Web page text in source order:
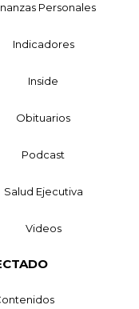
Personales
Indicadores
Inside
Obituarios
Podcast
Salud Ejecutiva
Videos